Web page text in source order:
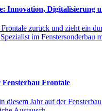
Innovation, Digitalisierung
zurück und zieht ein
im
Frontale
Jahr auf der